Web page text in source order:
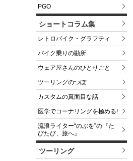
PGO
ショートコラム集
レトロバイク・グラフティ
バイク乗りの勘所
ウェア屋さんのひとりごと
ツーリングのつぼ
カスタムの真面目な話
医学でコーナリングを極める!
流浪ライター“のぶを”の『た
びたび、旅へ』
ツーリング